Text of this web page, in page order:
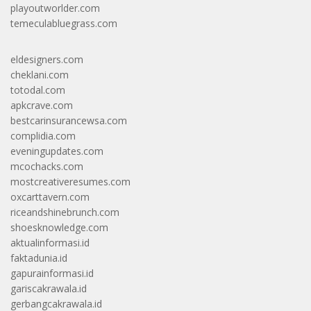
playoutworlder.com
temeculabluegrass.com
eldesigners.com
cheklani.com
totodal.com
apkcrave.com
bestcarinsurancewsa.com
complidia.com
eveningupdates.com
mcochacks.com
mostcreativeresumes.com
oxcarttavern.com
riceandshinebrunch.com
shoesknowledge.com
aktualinformasi.id
faktadunia.id
gapurainformasi.id
gariscakrawala.id
gerbangcakrawala.id